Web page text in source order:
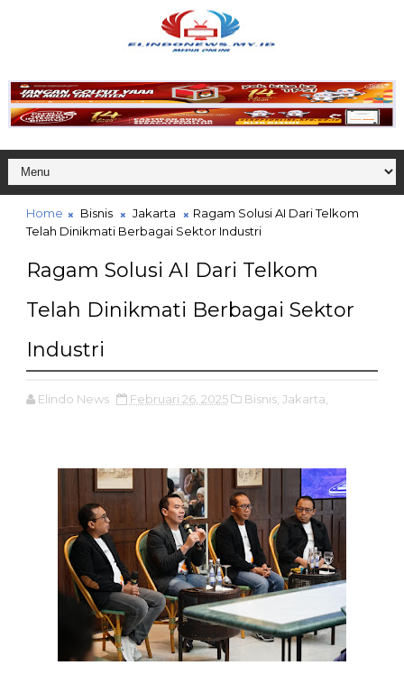
Home Bisnis Jakarta
Ragam Solusi AI Dari Telkom
Telah Dinikmati Berbagai Sektor Industri
Ragam Solusi AI Dari Telkom
Telah Dinikmati Berbagai Sektor
Industri
Elindo News Februari 26, 2025 Bisnis, Jakarta,